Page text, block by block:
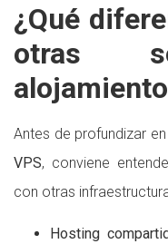
¿Qué
otras
Antes de profundizar
VPS, conviene
con otras
Hosting